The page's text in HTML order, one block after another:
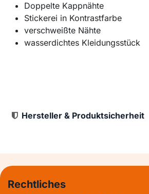
Doppelte Kappnähte
Stickerei in Kontrastfarbe
verschweißte Nähte
wasserdichtes Kleidungsstück
Hersteller & Produktsicherheit
Rechtliches